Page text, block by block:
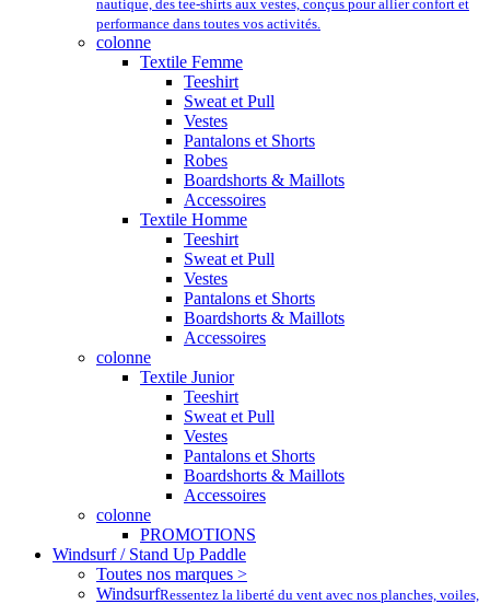
nautique, des tee-shirts aux vestes, conçus pour allier confort et
performance dans toutes vos activités.
colonne
Textile Femme
Teeshirt
Sweat et Pull
Vestes
Pantalons et Shorts
Robes
Boardshorts & Maillots
Accessoires
Textile Homme
Teeshirt
Sweat et Pull
Vestes
Pantalons et Shorts
Boardshorts & Maillots
Accessoires
colonne
Textile Junior
Teeshirt
Sweat et Pull
Vestes
Pantalons et Shorts
Boardshorts & Maillots
Accessoires
colonne
PROMOTIONS
Windsurf / Stand Up Paddle
Toutes nos marques >
WindsurfRessentez la liberté du vent avec nos planches, voiles,